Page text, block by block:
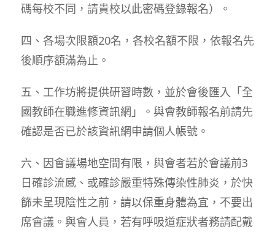
碼每校不同，請貴校以此密碼登錄報名）。
四、各場次限額20名，各校名額不限，依報名先
後順序額滿為止。
五、工作坊將提供研習時數，並於會後匯入「全
國教師在職進修資訊網」。與會教師報名前請先
確認是否已於該資訊網申請個人帳號。
六、因會議場地空間有限，與會者若於會議前3
日確診流感、或確診嚴重特殊傳染性肺炎，於快
篩未呈現陰性之前，請以保重身體為宜，不要出
席會議。與會人員，若有呼吸道症狀者務請配戴